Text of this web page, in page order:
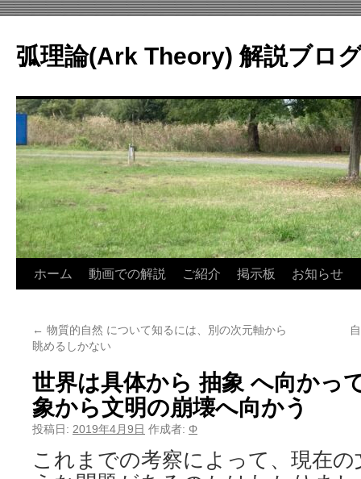
テ
ン
へ
ス
ッ
プ
弧理論(Ark Theory) 解説ブロ
ホーム 動画での解説 ご紹介 掲示板 お知らせ
← 物質的自然 について知るには、別の次元軸から
眺めるしかない
世界は具体から 抽象 へ向か
象から文明の崩壊へ向かう
投稿日: 2019年4月9日 作成者: Φ
これまでの考察によって、現在